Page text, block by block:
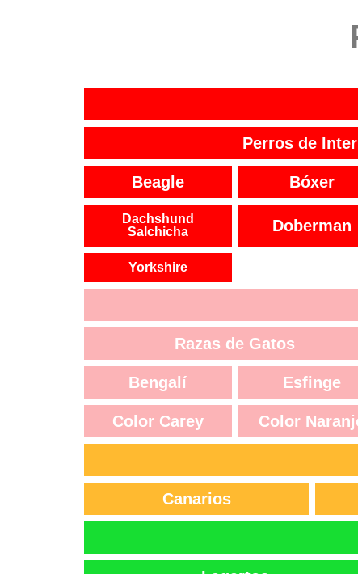
Perros de
Beagle Bóxer
Dachshund
Salchicha
Doberman
Yorkshire
Razas de Gatos
Bengalí Esfinge
Color Carey Color
Canarios